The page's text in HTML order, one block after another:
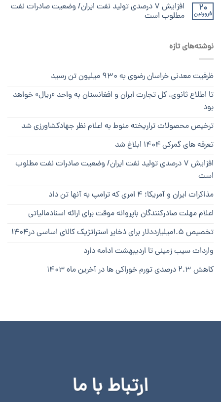
20
فروردین
افزایش ۷ درصدی تولید نفت ایران/ وضعیت صادرات نفت
مطلوب است
نوشته‌های تازه
ظرفیت معدنی خراسان رضوی به ۹۳۰ میلیون تن رسید
تا اطلاع ثانوی، کل تجارت ایران و افغانستان به واحد «ریال» خواهد
بود
ترخیص محصولات تراریخته منوط به اعلام نظر جهادکشاورزی شد
تعرفه های گمرکی ۱۴۰۴ ابلاغ شد
افزایش ۷ درصدی تولید نفت ایران/ وضعیت صادرات نفت مطلوب
است
مذاکرات ایران و آمریکا؛ ۴ امری که ترامپ به آنها تن داد
اعلام مهلت صادرکنندگان باپروانه موقت برای ارائه اسنادمالیاتی
تخصیص ۱.۵میلیارددلار برای ذخایر استراتژیک کالای اساسی در۱۴۰۴
واردات سیب زمینی تا اردیبهشت ادامه دارد
کاهش ۲.۳ درصدی تورم خوراکی ها در آخرین ماه ۱۴۰۳
ارتباط با ما